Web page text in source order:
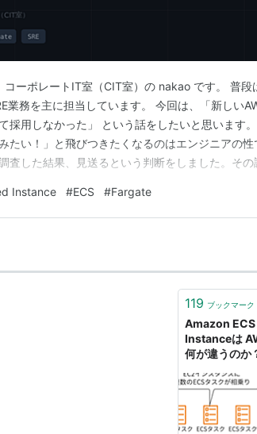
コーポレートIT室（CIT室）の nakao です。 普段
業務を主に担当しています。 今回は、「新しい
採用しなかった」 という話をしたいと思います
たい！」と飛びつきたくなるのはエンジニアの性
査した結果、見送るという判断をしました。その
お、実際の調査・リプレイス作業は2025年末〜
…
Instance #ECS #Fargate
119 ブックマーク
Amazon
Instanceは
何が違うのか
is...!